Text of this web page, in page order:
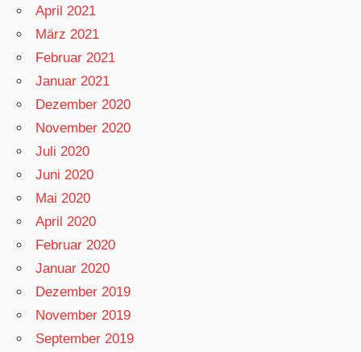
April 2021
März 2021
Februar 2021
Januar 2021
Dezember 2020
November 2020
Juli 2020
Juni 2020
Mai 2020
April 2020
Februar 2020
Januar 2020
Dezember 2019
November 2019
September 2019